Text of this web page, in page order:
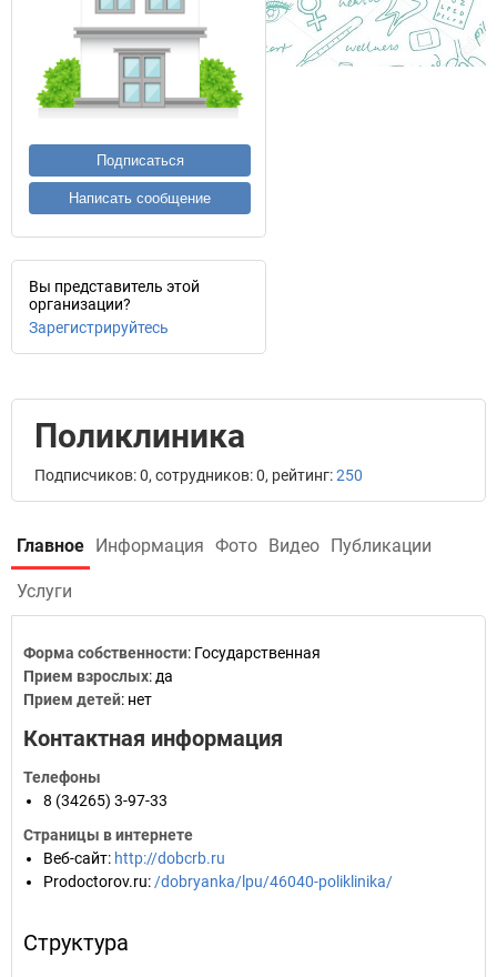
Подписаться
Написать сообщение
Вы представитель этой
организации?
Зарегистрируйтесь
Поликлиника
Подписчиков: 0, сотрудников: 0, рейтинг:250
Главное Информация Фото Видео Публикации
Услуги
Форма собственности: Государственная
Прием взрослых: да
Прием детей: нет
Контактная информация
Телефоны
8 (34265) 3-97-33
Страницы в интернете
Веб-сайт: http://dobcrb.ru
Prodoctorov.ru: /dobryanka/lpu/46040-poliklinika/
Структура